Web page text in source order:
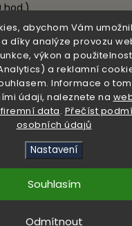
abychom Vám
díky analýze provozu
výkon a
a reklamní
Informace o
údaji, naleznete na
data. Přečíst
osobních údajů
Nastavení
Odmítnout
Souhlasím
hod.)
Hairbeat. Všechna práva
nastavení cookies